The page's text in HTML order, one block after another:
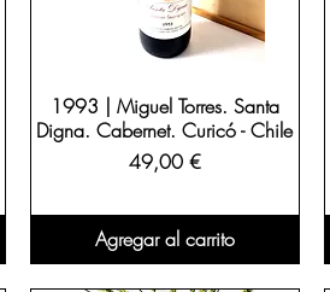
1993 | Miguel Torres. Santa
Digna. Cabernet. Curicó - Chile
Precio
49,00 €
Agregar al carrito